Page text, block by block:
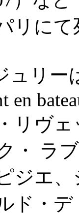
リに
ュリー
en
リヴ
・ ラ
ジエ
ド・